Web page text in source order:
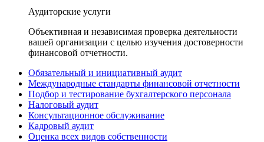
Аудиторские услуги
Объективная и независимая проверка деятельности
вашей организации с целью изучения достоверности
финансовой отчетности.
Обязательный и инициативный аудит
Международные стандарты финансовой отчетности
Подбор и тестирование бухгалтерского персонала
Налоговый аудит
Консультационное обслуживание
Кадровый аудит
Оценка всех видов собственности